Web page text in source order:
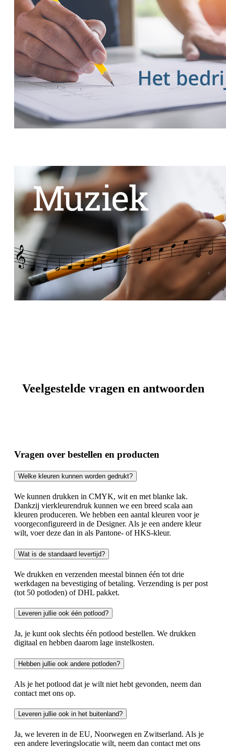
Veelgestelde vragen en antwoorden
Vragen over bestellen en producten
Welke kleuren kunnen worden gedrukt?
We kunnen drukken in CMYK, wit en met blanke lak.
Dankzij vierkleurendruk kunnen we een breed scala aan
kleuren produceren. We hebben een aantal kleuren voor je
voorgeconfigureerd in de Designer. Als je een andere kleur
wilt, voer deze dan in als Pantone- of HKS-kleur.
Wat is de standaard levertijd?
We drukken en verzenden meestal binnen één tot drie
werkdagen na bevestiging of betaling. Verzending is per post
(tot 50 potloden) of DHL pakket.
Leveren jullie ook één potlood?
Ja, je kunt ook slechts één potlood bestellen. We drukken
digitaal en hebben daarom lage instelkosten.
Hebben jullie ook andere potloden?
Als je het potlood dat je wilt niet hebt gevonden, neem dan
contact met ons op.
Leveren jullie ook in het buitenland?
Ja, we leveren in de EU, Noorwegen en Zwitserland. Als je
een andere leveringslocatie wilt, neem dan contact met ons